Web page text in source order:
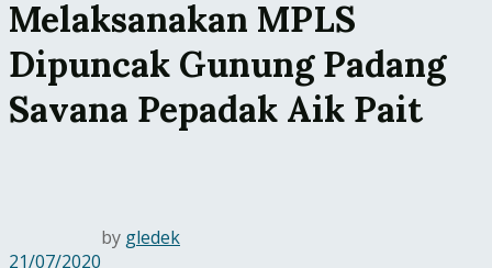
Melaksanakan MPLS
Dipuncak Gunung Padang
Savana Pepadak Aik Pait
by gledek
21/07/2020